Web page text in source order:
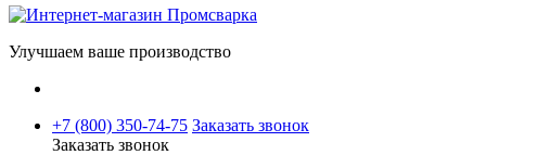
Улучшаем ваше производство
+7 (800) 350-74-75 Заказать звонок
Заказать звонок